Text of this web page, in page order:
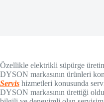
Özellikle elektrikli süpürge
DYSON markasının ürünleri
Servis hizmetleri konusunda
DYSON markasının ürettiği